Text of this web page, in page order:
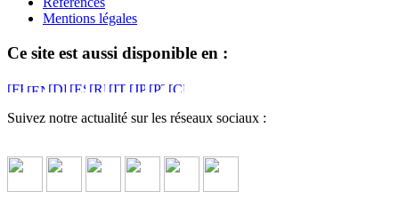
Mentions légales
Ce site est aussi disponible en :
Suivez notre actualité sur les réseaux sociaux :